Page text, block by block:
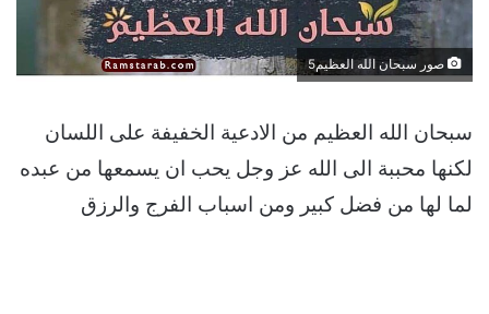
صور سبحان الله العظيم5
سبحان الله العظيم من الادعية الخفيفة على اللسان
لكنها محببة الى الله عز وجل يحب ان يسمعها من عبده
لما لها من فضل كبير ومن اسباب الفرج والرزق